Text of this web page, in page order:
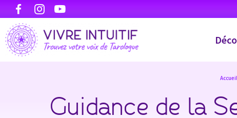
Accueil
Guidance de la